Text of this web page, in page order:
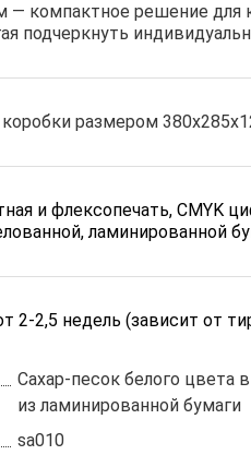
— компактное решение
подчеркнуть
размером
и флексопечать, CMYK
ламинированной
2-2,5 недель (зависит от
Сахар-песок белого цвета
из ламинированной бумаги
sa010